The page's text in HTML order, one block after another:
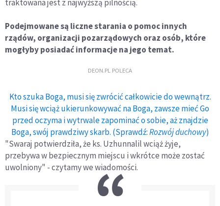
traktowana jest z najwyższą pilnością.
Podejmowane są liczne starania o pomoc innych
rządów, organizacji pozarządowych oraz osób, które
mogłyby posiadać informacje na jego temat.
DEON.PL POLECA
Kto szuka Boga, musi się zwrócić całkowicie do wewnątrz.
Musi się wciąż ukierunkowywać na Boga, zawsze mieć Go
przed oczyma i wytrwale zapominać o sobie, aż znajdzie
Boga, swój prawdziwy skarb. (Sprawdź:Rozwój duchowy)
"Swaraj potwierdziła, że ks. Uzhunnalil wciąż żyje,
przebywa w bezpiecznym miejscu i wkrótce może zostać
uwolniony" - czytamy we wiadomości.